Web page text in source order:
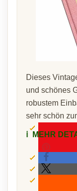
Dieses
und schönes
robustem
sehr schön
ℹ️ MEHR